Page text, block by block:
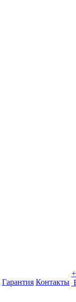
Гарантия Контакты
+